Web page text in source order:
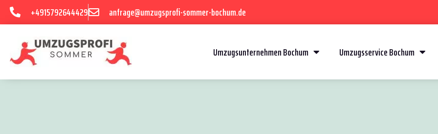
+4915792644429 anfrage@umzugsprofi-sommer-bochum.de
Umzugsunternehmen Bochum Umzugsservice Bochum